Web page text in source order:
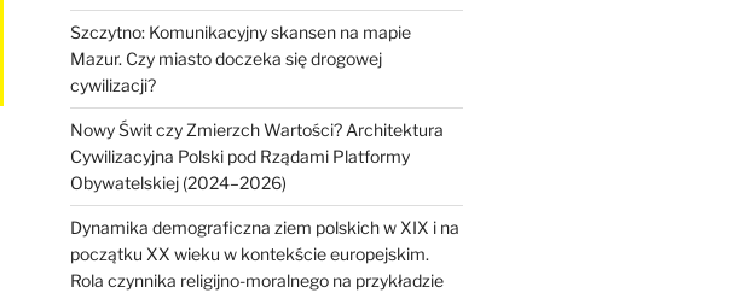
Szczytno: Komunikacyjny skansen na mapie
Mazur. Czy miasto doczeka się drogowej
cywilizacji?
Nowy Świt czy Zmierzch Wartości? Architektura
Cywilizacyjna Polski pod Rządami Platformy
Obywatelskiej (2024–2026)
Dynamika demograficzna ziem polskich w XIX i na
początku XX wieku w kontekście europejskim.
Rola czynnika religijno-moralnego na przykładzie